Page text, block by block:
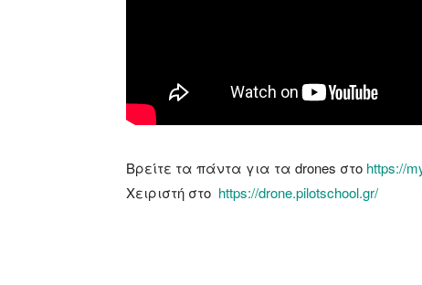
Βρείτε τα πάντα για τα drones στο https://
Χειριστή στο https://drone.pilotschool.gr/